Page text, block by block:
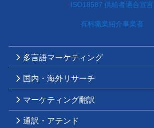
ISO18587 供給者適合宣言
有料職業紹介事業者
多言語マーケティング
国内・海外リサーチ
マーケティング翻訳
通訳・アテンド